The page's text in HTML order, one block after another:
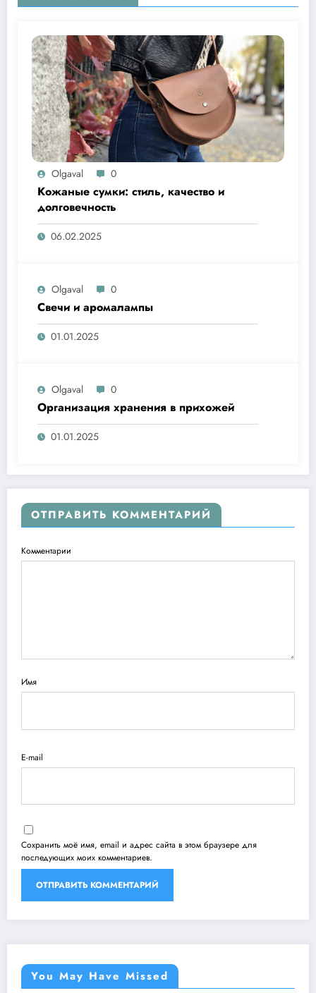
Olgaval 0
Кожаные сумки: стиль, качество и
долговечность
06.02.2025
Olgaval 0
Свечи и аромалампы
01.01.2025
Olgaval 0
Организация хранения в прихожей
01.01.2025
ОТПРАВИТЬ КОММЕНТАРИЙ
Комментарии
Имя
E-mail
Сохранить моё имя, email и адрес сайта в этом браузере для
последующих моих комментариев.
You May Have Missed